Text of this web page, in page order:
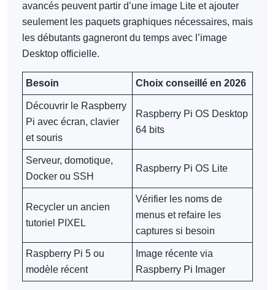
avancés peuvent partir d’une image Lite et ajouter
seulement les paquets graphiques nécessaires, mais
les débutants gagneront du temps avec l’image
Desktop officielle.
Besoin Choix conseillé en 2026
Découvrir le Raspberry
Pi avec écran, clavier
et souris
Raspberry Pi OS Desktop
64 bits
Serveur, domotique,
Docker ou SSH
Raspberry Pi OS Lite
Recycler un ancien
tutoriel PIXEL
Vérifier les noms de
menus et refaire les
captures si besoin
Raspberry Pi 5 ou
modèle récent
Image récente via
Raspberry Pi Imager